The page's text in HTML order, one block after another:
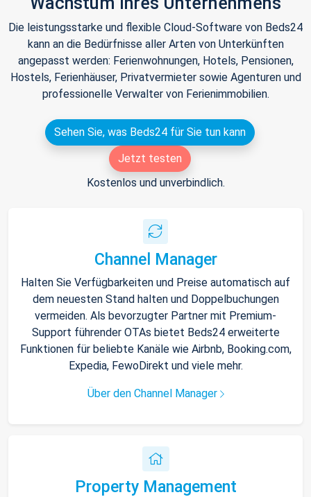
Die leistungsstarke und flexible Cloud-Software von Beds24
kann an die Bedürfnisse aller Arten von Unterkünften
angepasst werden: Ferienwohnungen, Hotels, Pensionen,
Hostels, Ferienhäuser, Privatvermieter sowie Agenturen und
professionelle Verwalter von Ferienimmobilien.
Sehen Sie, was Beds24 für Sie tun kann
Jetzt testen
Kostenlos und unverbindlich.
Channel Manager
Halten Sie Verfügbarkeiten und Preise automatisch auf
dem neuesten Stand halten und Doppelbuchungen
vermeiden. Als bevorzugter Partner mit Premium-
Support führender OTAs bietet Beds24 erweiterte
Funktionen für beliebte Kanäle wie Airbnb, Booking.com,
Expedia, FewoDirekt und viele mehr.
Über den Channel Manager
Property Management